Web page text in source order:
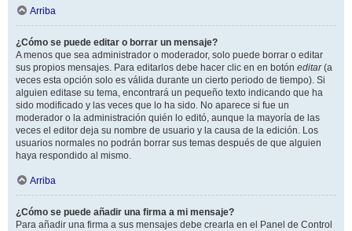
Arriba
¿Cómo se puede editar o borrar un mensaje?
A menos que sea administrador o moderador, solo puede borrar o editar
sus propios mensajes. Para editarlos debe hacer clic en en botón editar(a
veces esta opción solo es válida durante un cierto periodo de tiempo). Si
alguien editase su tema, encontrará un pequeño texto indicando que ha
sido modificado y las veces que lo ha sido. No aparece si fue un
moderador o la administración quién lo editó, aunque la mayoría de las
veces el editor deja su nombre de usuario y la causa de la edición. Los
usuarios normales no podrán borrar sus temas después de que alguien
haya respondido al mismo.
Arriba
¿Cómo se puede añadir una firma a mi mensaje?
Para añadir una firma a sus mensajes debe crearla en el Panel de Control